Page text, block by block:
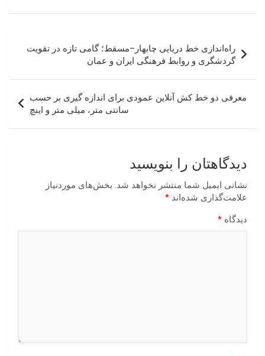
نوشته
راه‌اندازی خط دریایی چابهار–مسقط؛ گامی تازه در تقویت
گردشگری و روابط فرهنگی ایران و عمان
معرفی دو خط کش آنلاین عمودی برای اندازه گیری بر حسب
سانتی متر، میلی متر و اینچ
دیدگاهتان را بنویسید
نشانی ایمیل شما منتشر نخواهد شد. بخش‌های موردنیاز
علامت‌گذاری شده‌اند *
دیدگاه *